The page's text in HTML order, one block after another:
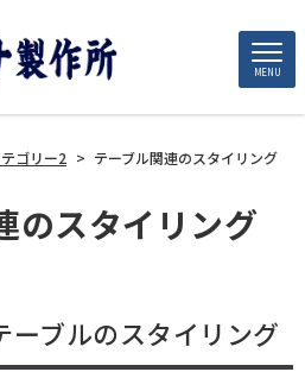
MENU
ゴリー2 > テーブル関連のスタイリング
のスタイリング
ーブルのスタイリング